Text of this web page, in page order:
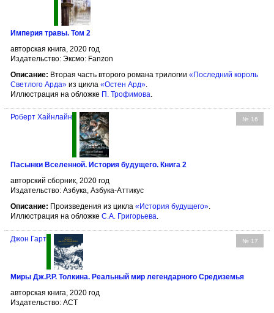
Империя травы. Том 2
авторская книга, 2020 год
Издательство: Эксмо: Fanzon
Описание: Вторая часть второго романа трилогии «Последний король
Светлого Арда» из цикла «Остен Ард»
Иллюстрация на обложке П. Трофимова
№ 16
Роберт Хайнлайн
Пасынки Вселенной. История будущего. Книга 2
авторский сборник, 2020 год
Издательство: Азбука, Азбука-Аттикус
Описание: Произведения из цикла «История будущего».
Иллюстрация на обложке С.А. Григорьева.
№ 17
Джон Гарт
Миры Дж.Р.Р. Толкина. Реальный мир легендарного Средиземья
авторская книга, 2020 год
Издательство: АСТ